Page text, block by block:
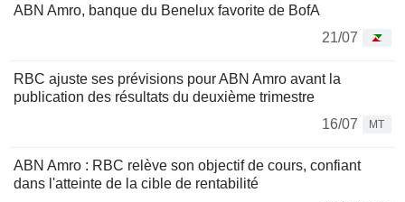
ABN Amro, banque du Benelux favorite de BofA
21/07
RBC ajuste ses prévisions pour ABN Amro avant la
publication des résultats du deuxième trimestre
16/07
MT
ABN Amro : RBC relève son objectif de cours, confiant
dans l'atteinte de la cible de rentabilité